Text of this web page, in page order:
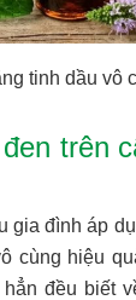
tinh dầu vô
trên
gia đình áp
cùng hiệu
đều biết